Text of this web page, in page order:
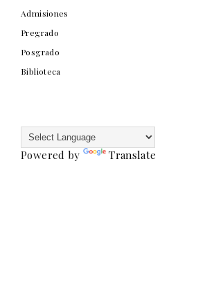
Admisiones
Pregrado
Posgrado
Biblioteca
Powered by Translate